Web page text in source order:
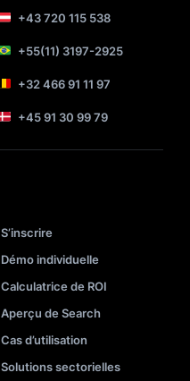
+43 720 115 538
+55(11) 3197-2925
+32 466 91 11 97
+45 91 30 99 79
S’inscrire
Démo individuelle
Calculatrice de ROI
Aperçu de Search
Cas d’utilisation
Solutions sectorielles